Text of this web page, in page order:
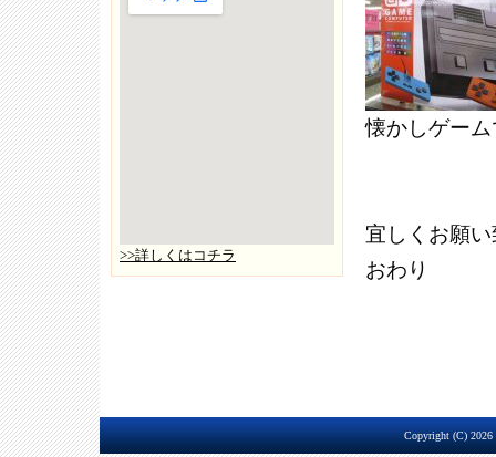
懐かしゲー
宜しくお願
おわり
>>詳しくはコチラ
Copyright (C) 2026